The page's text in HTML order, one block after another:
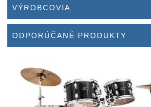
VÝROBCOVIA
ODPORÚČANÉ PRODUKTY